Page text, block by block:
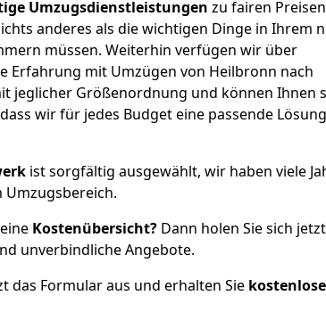
Umzugsdienstleistungen zu fairen
anderes als die wichtigen Dinge in Ihrem
müssen. Weiterhin verfügen wir über
Erfahrung mit Umzügen von Heilbronn nach
jeglicher Größenordnung und können Ihnen
wir für jedes Budget eine passende
ist sorgfältig ausgewählt, wir haben viele
Umzugsbereich.
Kostenübersicht? Dann holen Sie sich jetzt
unverbindliche Angebote.
das Formular aus und erhalten Sie kostenlose